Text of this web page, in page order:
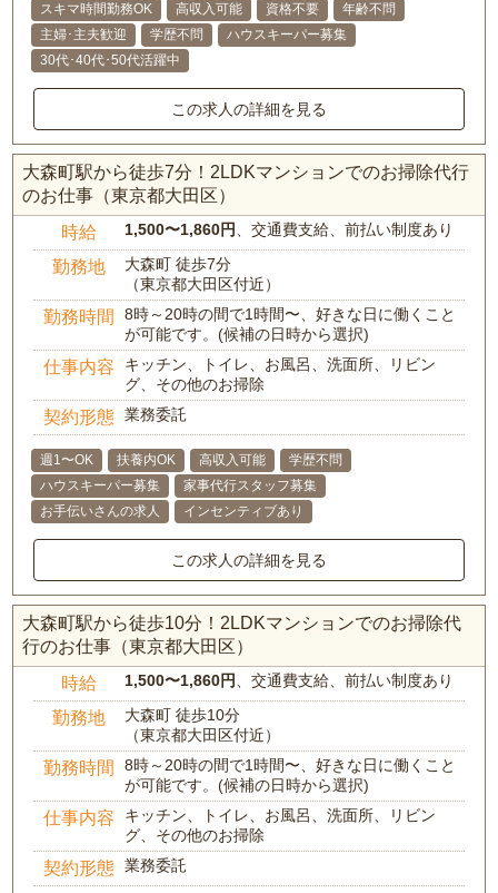
スキマ時間勤務OK 高収入可能 資格不要
年齢不問
主婦･主夫歓迎
学歴不問
ハウスキーパー募集
30代･40代･50代活躍中
この求人の詳細を見る
大森町駅から徒歩7分！2LDKマンションでのお掃除代行
のお仕事（東京都大田区）
時給 1,500〜1,860円、交通費支給、前払い制度あり
勤務地
大森町 徒歩7分
（東京都大田区付近）
勤務時間
8時～20時の間で1時間〜、好きな日に働くこと
が可能です。(候補の日時から選択)
仕事内容
キッチン、トイレ、お風呂、洗面所、リビン
グ、その他のお掃除
契約形態 業務委託
週1〜OK 扶養内OK 高収入可能
学歴不問
ハウスキーパー募集
家事代行スタッフ募集
お手伝いさんの求人
インセンティブあり
この求人の詳細を見る
大森町駅から徒歩10分！2LDKマンションでのお掃除代
行のお仕事（東京都大田区）
時給 1,500〜1,860円、交通費支給、前払い制度あり
勤務地
大森町 徒歩10分
（東京都大田区付近）
勤務時間
8時～20時の間で1時間〜、好きな日に働くこと
が可能です。(候補の日時から選択)
仕事内容
キッチン、トイレ、お風呂、洗面所、リビン
グ、その他のお掃除
契約形態 業務委託